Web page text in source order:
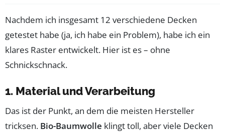
Nachdem ich insgesamt 12 verschiedene Decken
getestet habe (ja, ich habe ein Problem), habe ich ein
klares Raster entwickelt. Hier ist es – ohne
Schnickschnack.
1. Material und Verarbeitung
Das ist der Punkt, an dem die meisten Hersteller
tricksen. Bio-Baumwolle klingt toll, aber viele Decken